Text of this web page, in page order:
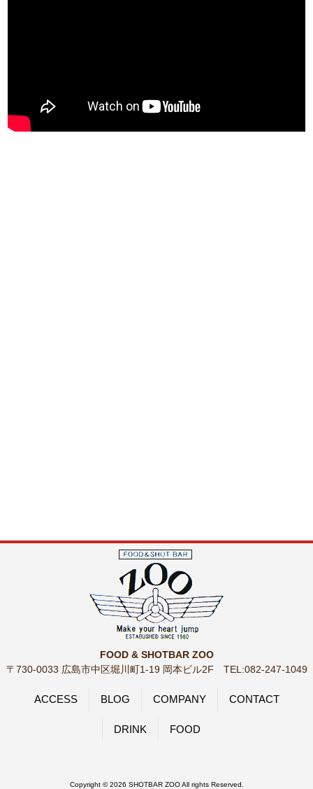
FOOD & SHOTBAR ZOO
〒730-0033 広島市中区堀川町1-19 岡本ビル2F TEL:082-247-1049
ACCESS BLOG COMPANY CONTACT
DRINK FOOD
Copyright © 2026 SHOTBAR ZOO All rights Reserved.